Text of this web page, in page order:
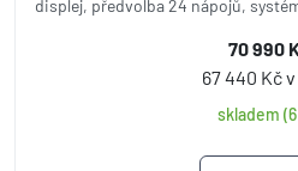
displej, předvolba 24 nápojů,
70 990
67 440 Kč
skladem